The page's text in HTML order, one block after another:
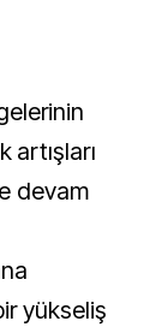
artışları
devam
yükseliş